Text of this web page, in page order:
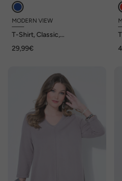
MODERN VIEW
T-Shirt, Classic,
Ausschnitt, Halbarm
29,99€